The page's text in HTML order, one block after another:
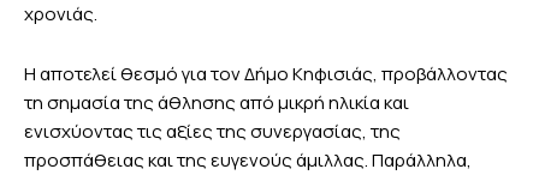
χρονιάς.
Η αποτελεί θεσμό για τον Δήμο Κηφισιάς, προβάλλοντας
τη σημασία της άθλησης από μικρή ηλικία και
ενισχύοντας τις αξίες της συνεργασίας, της
προσπάθειας και της ευγενούς άμιλλας. Παράλληλα,